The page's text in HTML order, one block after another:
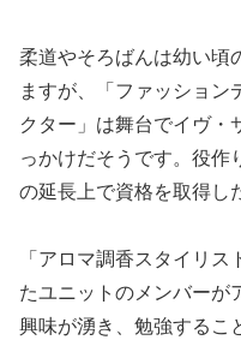
柔道やそろばんは幼い頃
ますが、「ファッション
クター」は舞台でイヴ・
っかけだそうです。役作
の延長上で資格を取得し
「アロマ調香スタイリ
たユニットのメンバーが
興味が湧き、勉強するこ